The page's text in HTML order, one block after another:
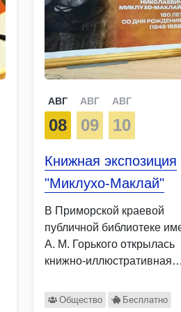
АВГ
08
АВГ
09
АВГ
10
Книжная экспозиция
"Миклухо-Маклай"
В Приморской краевой
публичной библиотеке
А. М. Горького открылась
книжно-иллюстративная
180-летию со …
Общество Бесплатно